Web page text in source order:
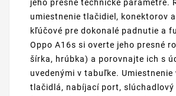
jeho presné technické parametre.
umiestnenie tlačidiel, konektorov
kľúčové pre dokonalé padnutie a
Oppo A16s si overte jeho presné
šírka, hrúbka) a porovnajte ich s
uvedenými v tabuľke. Umiestnenie
tlačidlá, nabíjací port, slúchadlový